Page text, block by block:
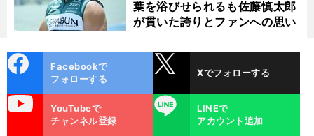
葉を浴びせられるも佐藤慎太郎
が貫いた誇りとファンへの思い
ok
Facebookで
フォローする
Xでフォローする
YouTubeで
チャンネル登録
LINE
LINEで
アカウント追加